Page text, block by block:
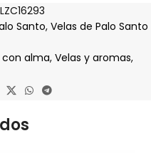
Santo, Velas de Palo Santo
con alma, Velas y aromas,